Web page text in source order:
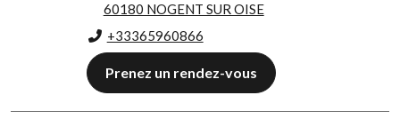
60180 NOGENT SUR OISE
+33365960866
Prenez un rendez-vous